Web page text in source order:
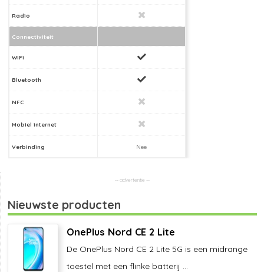
Radio
Connectiviteit
WiFi
Bluetooth
NFC
Mobiel internet
Verbinding Nee
Nieuwste producten
OnePlus Nord CE 2 Lite
De OnePlus Nord CE 2 Lite 5G is een midrange
toestel met een flinke batterij ...